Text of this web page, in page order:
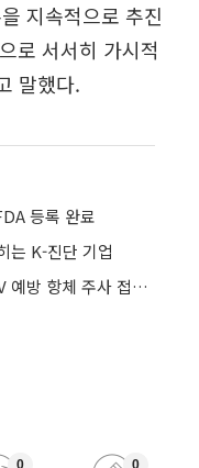
지속적으로 추진
로 서서히 가시적
말했다.
등록 완료
는 K-진단 기업
SK바이오사이언스, 영유아 대상 RSV 예방 항체 주사 접종 시작
0 0